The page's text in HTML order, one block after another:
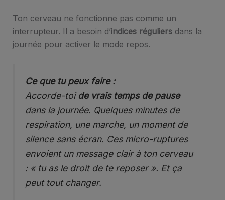
Ton cerveau ne fonctionne pas comme un
interrupteur. Il a besoin d’indices réguliersdans la
journée pour activer le mode repos.
Ce que tu peux faire :
Accorde-toi de vrais temps de pause
dans la journée. Quelques minutes de
respiration, une marche, un moment de
silence sans écran. Ces micro-ruptures
envoient un message clair à ton cerveau
: « tu as le droit de te reposer ». Et ça
peut tout changer.